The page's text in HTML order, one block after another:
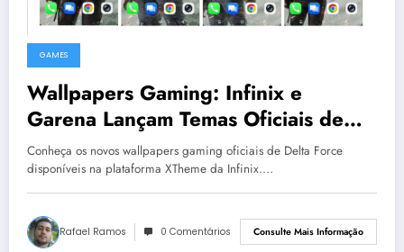
GAMES
Wallpapers Gaming: Infinix e
Garena Lançam Temas Oficiais de
Delta Force no XTheme
Conheça os novos wallpapers gaming oficiais de Delta Force
disponíveis na plataforma XTheme da Infinix.…
Rafael Ramos 0 Comentários Consulte Mais Informação